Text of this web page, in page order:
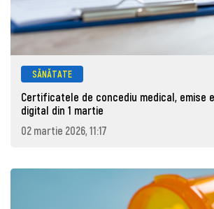
SĂNĂTATE
Certificatele de concediu medical, emise
digital din 1 martie
02 martie 2026, 11:17